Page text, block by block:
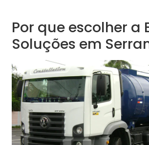
Por que escolher a
Soluções em